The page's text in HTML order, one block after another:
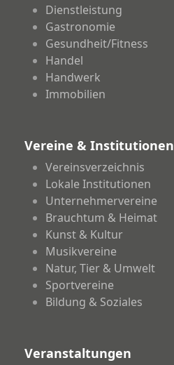
Dienstleistung
Gastronomie
Gesundheit/Fitness
Handel
Handwerk
Immobilien
Vereine & Institutionen
Vereinsverzeichnis
Lokale Institutionen
Unternehmervereine
Brauchtum & Heimat
Kunst & Kultur
Musikvereine
Natur, Tier & Umwelt
Sportvereine
Bildung & Soziales
Veranstaltungen